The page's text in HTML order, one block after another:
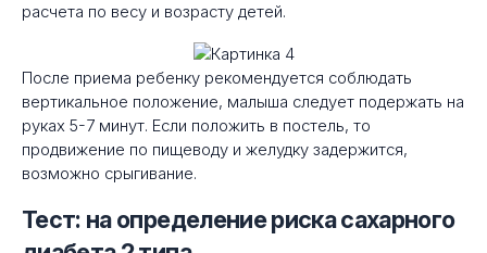
расчета по весу и возрасту детей.
После приема ребенку рекомендуется соблюдать
вертикальное положение, малыша следует подержать на
руках 5-7 минут. Если положить в постель, то
продвижение по пищеводу и желудку задержится,
возможно срыгивание.
Тест: на определение риска сахарного